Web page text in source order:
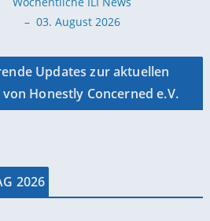
– 03. August 2026
Updates zur aktuellen
Honestly Concerned e.V.
2026